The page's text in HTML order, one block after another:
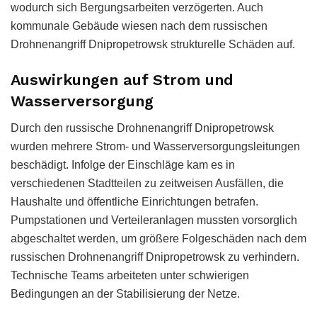
wodurch sich Bergungsarbeiten verzögerten. Auch
kommunale Gebäude wiesen nach dem russischen
Drohnenangriff Dnipropetrowsk strukturelle Schäden auf.
Auswirkungen auf Strom und
Wasserversorgung
Durch den russische Drohnenangriff Dnipropetrowsk
wurden mehrere Strom- und Wasserversorgungsleitungen
beschädigt. Infolge der Einschläge kam es in
verschiedenen Stadtteilen zu zeitweisen Ausfällen, die
Haushalte und öffentliche Einrichtungen betrafen.
Pumpstationen und Verteileranlagen mussten vorsorglich
abgeschaltet werden, um größere Folgeschäden nach dem
russischen Drohnenangriff Dnipropetrowsk zu verhindern.
Technische Teams arbeiteten unter schwierigen
Bedingungen an der Stabilisierung der Netze.